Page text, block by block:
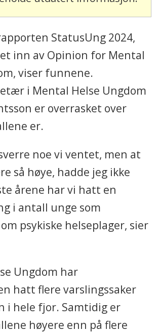
StatusUng 2024,
inn av Opinion for Mental
viser funnene.
i Mental Helse Ungdom
er overrasket over
er.
noe vi ventet, men at
så høye, hadde jeg ikke
årene har vi hatt en
i antall unge som
psykiske helseplager, sier
Ungdom har
hatt flere varslingssaker
i hele fjor. Samtidig er
høyere enn på flere